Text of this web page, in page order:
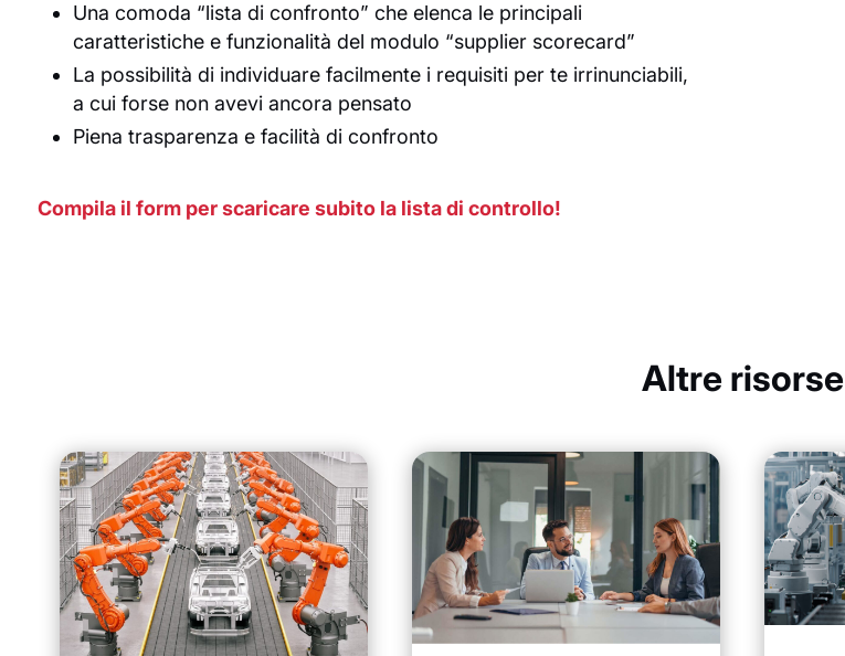
Una comoda “lista di confronto” che elenca le principali
caratteristiche e funzionalità del modulo “supplier scorecard”
La possibilità di individuare facilmente i requisiti per te irrinunciabili,
a cui forse non avevi ancora pensato
Piena trasparenza e facilità di confronto
Compila il form per scaricare subito la lista di controllo!
Altre risorse